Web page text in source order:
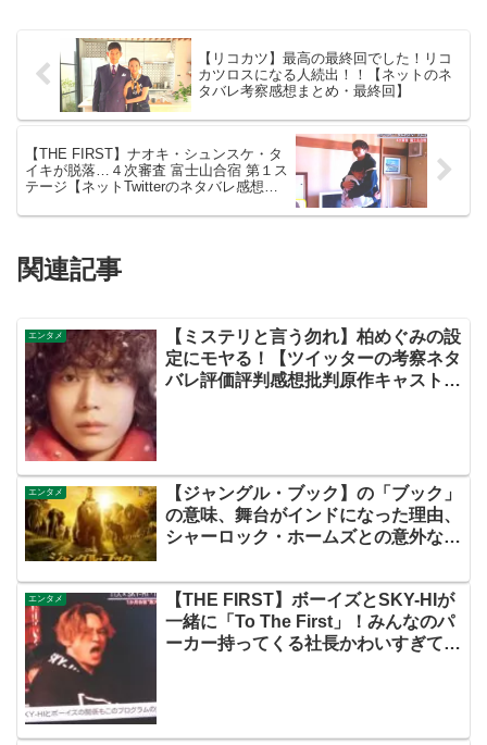
【リコカツ】最高の最終回でした！リコ
カツロスになる人続出！！【ネットのネ
タバレ考察感想まとめ・最終回】
【THE FIRST】ナオキ・シュンスケ・タ
イキが脱落…４次審査 富士山合宿 第１ス
テージ【ネットTwitterのネタバレ感想考
キリ・BE:FIRST・ビーファースト】
関連記事
エンタメ
【ミステリと言う勿れ】柏めぐみの設
定にモヤる！【ツイッターの考察ネタ
バレ評価評判感想批判原作キャスト脚
エンタメ
【ジャングル・ブック】の「ブック」
の意味、舞台がインドになった理由、
シャーロック・ホームズとの意外な関
エンタメ
【THE FIRST】ボーイズとSKY-HIが
一緒に「To The First」！みんなのパ
ーカー持ってくる社長かわいすぎて無